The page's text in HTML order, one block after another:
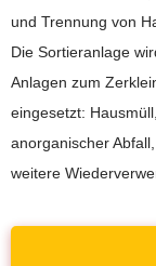
und Trennung von
Die Sortieranlage
Anlagen zum
eingesetzt:
anorganischer
weitere